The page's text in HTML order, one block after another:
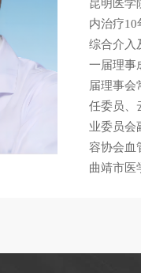
昆明医学
内治疗
综合介入
一届理事
届理事会
任委员、
业委员会
容协会血
曲靖市医